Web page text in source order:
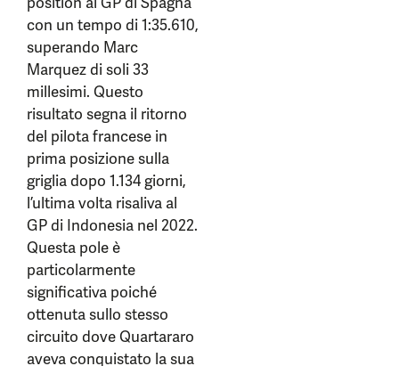
con un tempo di 1:35.610,
superando Marc
Marquez di soli 33
millesimi. Questo
risultato segna il ritorno
del pilota francese in
prima posizione sulla
griglia dopo 1.134 giorni,
l’ultima volta risaliva al
GP di Indonesia nel 2022.
Questa pole è
particolarmente
significativa poiché
ottenuta sullo stesso
circuito dove Quartararo
aveva conquistato la sua